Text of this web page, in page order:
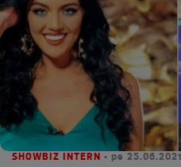
SHOWBIZ INTERN • pe